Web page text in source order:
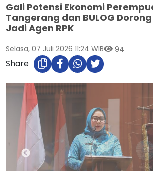
Gali Potensi Ekonomi
Tangerang dan BULOG
Jadi Agen RPK
Selasa, 07 Juli 2026 11:24 WIB 94
Share